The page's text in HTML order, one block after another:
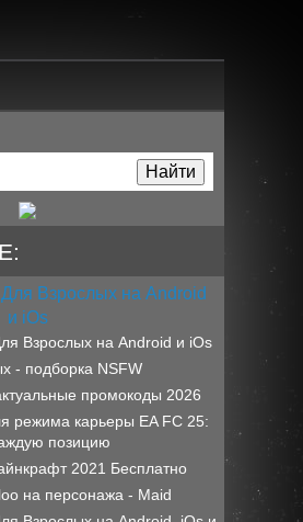
Взрослых на Android и iOs
- подборка NSFW
промокоды 2026
режима карьеры EA FC 25:
позицию
2021 Бесплатно
на персонажа - Maid